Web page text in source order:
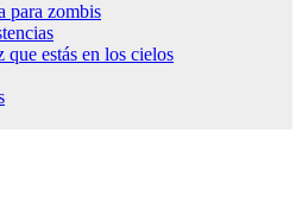
para zombis
que estás en los cielos